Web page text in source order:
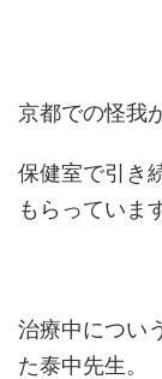
京都での怪我
保健室で引き
もらっていま
治療中につい
た泰中先生。